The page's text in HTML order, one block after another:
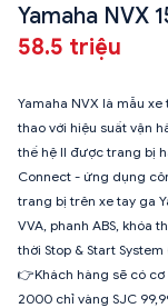
Yamaha NVX
58.5 triệu
Yamaha NVX là mẫu
thao với hiệu suất vận
thế hệ II được trang bị
Connect - ứng dụng
trang bị trên xe tay ga
VVA, phanh ABS, khóa
thời Stop & Start System
👉Khách hàng sẽ có
2000 chỉ vàng SJC